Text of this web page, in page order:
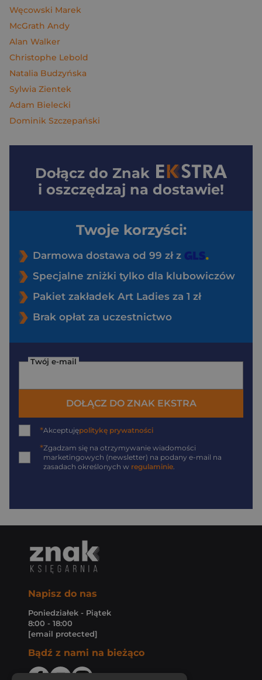
Węcowski Marek
McGrath Andy
Alan Walker
Christophe Lebold
Natalia Budzyńska
Sylwia Zientek
Adam Bielecki
Dominik Szczepański
Dołącz do Znak
i oszczędzaj na dostawie!
Twoje korzyści:
Darmowa dostawa od 99 zł z
Specjalne zniżki tylko dla klubowiczów
Pakiet zakładek Art Ladies za 1 zł
Brak opłat za uczestnictwo
Twój e-mail
DOŁĄCZ DO ZNAK EKSTRA
*Akceptujępolitykę prywatności
*Zgadzam się na otrzymywanie wiadomości
marketingowych (newsletter) na podany e-mail na
zasadach określonych w regulaminie.
Napisz do nas
Poniedziałek - Piątek
8:00 - 18:00
[email protected]
Bądź z nami na bieżąco